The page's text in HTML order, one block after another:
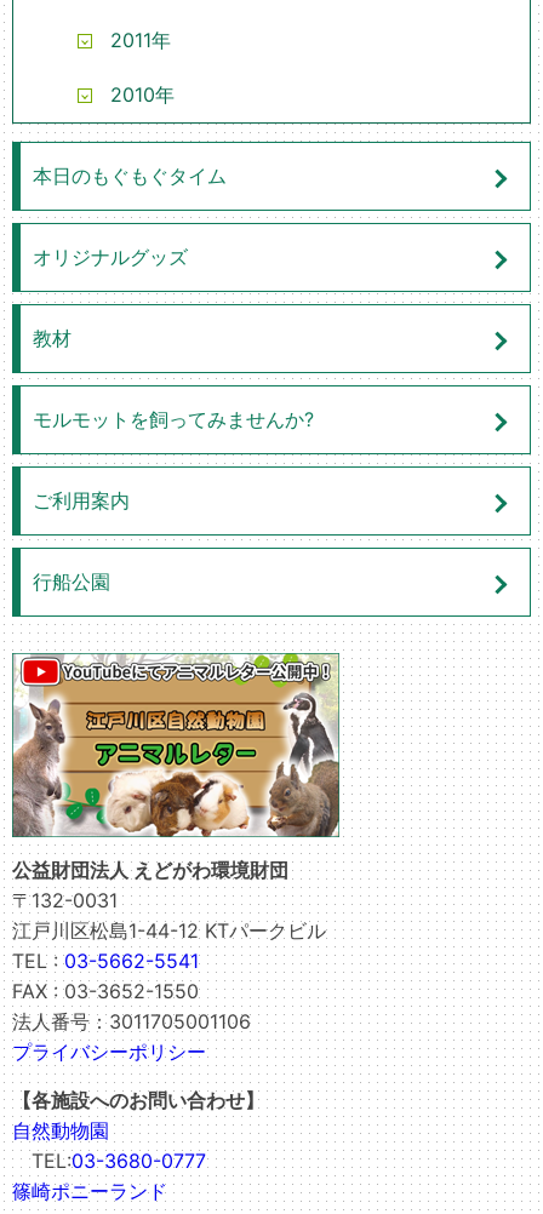
2011年
2010年
本日のもぐもぐタイム
オリジナルグッズ
教材
モルモットを飼ってみませんか?
ご利用案内
行船公園
公益財団法人 えどがわ環境財団
〒132-0031
江戸川区松島1-44-12 KTパークビル
TEL :03-5662-5541
FAX : 03-3652-1550
法人番号：3011705001106
プライバシーポリシー
【各施設へのお問い合わせ】
自然動物園
TEL:03-3680-0777
篠崎ポニーランド